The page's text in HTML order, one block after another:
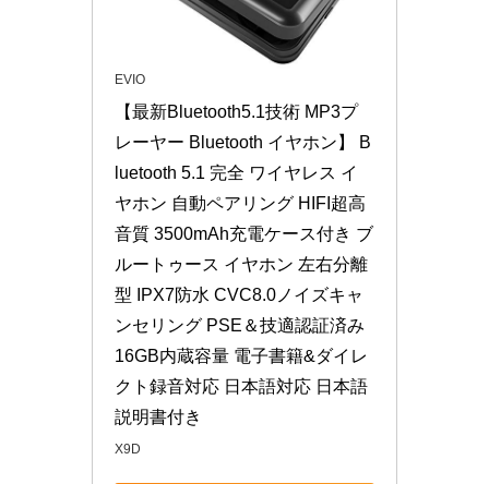
EVIO
【最新Bluetooth5.1技術 MP3プ
レーヤー Bluetooth イヤホン】 B
luetooth 5.1 完全 ワイヤレス イ
ヤホン 自動ペアリング HIFI超高
音質 3500mAh充電ケース付き ブ
ルートゥース イヤホン 左右分離
型 IPX7防水 CVC8.0ノイズキャ
ンセリング PSE＆技適認証済み
16GB内蔵容量 電子書籍&ダイレ
クト録音対応 日本語対応 日本語
説明書付き
X9D